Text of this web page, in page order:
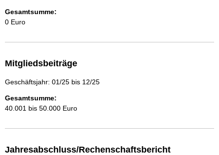
Gesamtsumme:
0 Euro
Mitgliedsbeiträge
Geschäftsjahr: 01/25 bis 12/25
Gesamtsumme:
40.001 bis 50.000 Euro
Jahresabschluss/Rechenschaftsbericht